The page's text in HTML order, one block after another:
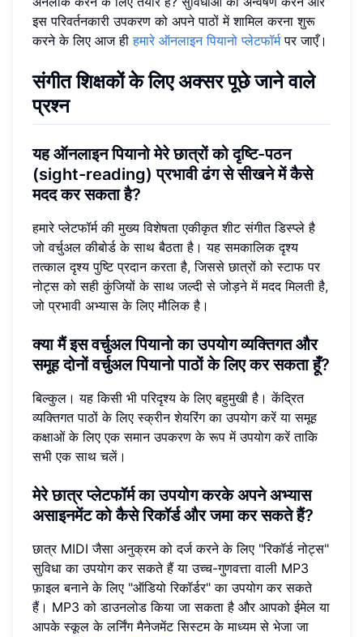
इस परिवर्तनकारी उपकरण को अपने पाठों में शामिल करना शुरू
करने के लिए आज हीहमारे ऑनलाइन पियानो प्लेटफॉर्मपर जाएँ।
संगीत शिक्षकों के लिए अक्सर पूछे जाने वाले
प्रश्न
यह ऑनलाइन पियानो मेरे छात्रों को दृष्टि-पठन
(sight-reading) प्रभावी ढंग से सीखने में कैसे
मदद कर सकता है?
हमारे प्लेटफॉर्म की मुख्य विशेषता एकीकृत शीट संगीत डिस्प्ले है
जो वर्चुअल कीबोर्ड के साथ बैठता है। यह समकालिक दृश्य
तत्काल दृश्य पुष्टि प्रदान करता है, जिससे छात्रों को स्टाफ पर
नोट्स को सही कुंजियों के साथ जल्दी से जोड़ने में मदद मिलती है,
जो प्रभावी अभ्यास के लिए मौलिक है।
क्या मैं इस वर्चुअल पियानो का उपयोग व्यक्तिगत और
समूह दोनों वर्चुअल पियानो पाठों के लिए कर सकता हूँ?
बिल्कुल। यह किसी भी परिदृश्य के लिए बहुमुखी है। केंद्रित
व्यक्तिगत पाठों के लिए स्क्रीन शेयरिंग का उपयोग करें या समूह
कक्षाओं के लिए एक समान उपकरण के रूप में उपयोग करें ताकि
सभी एक साथ चलें।
मेरे छात्र प्लेटफॉर्म का उपयोग करके अपने अभ्यास
असाइनमेंट को कैसे रिकॉर्ड और जमा कर सकते हैं?
छात्र MIDI जैसा अनुक्रम को दर्ज करने के लिए "रिकॉर्ड नोट्स"
सुविधा का उपयोग कर सकते हैं या उच्च-गुणवत्ता वाली MP3
फ़ाइल बनाने के लिए "ऑडियो रिकॉर्डर" का उपयोग कर सकते
हैं। MP3 को डाउनलोड किया जा सकता है और आपको ईमेल या
आपके स्कूल के लर्निंग मैनेजमेंट सिस्टम के माध्यम से भेजा जा